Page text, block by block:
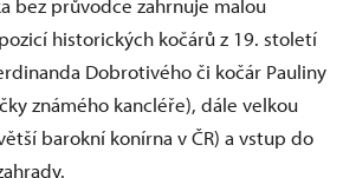
bez průvodce zahrnuje malou
historických kočárů z 19. století
Dobrotivého či kočár Pauliny
známého kancléře), dále velkou
barokní konírna v ČR) a vstup do